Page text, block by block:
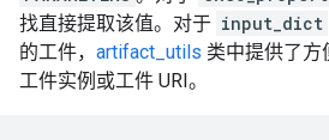
找直接提取该值。对于 input_dict
的工件， artifact_utils 类中提供了方
工件实例或工件 URI。